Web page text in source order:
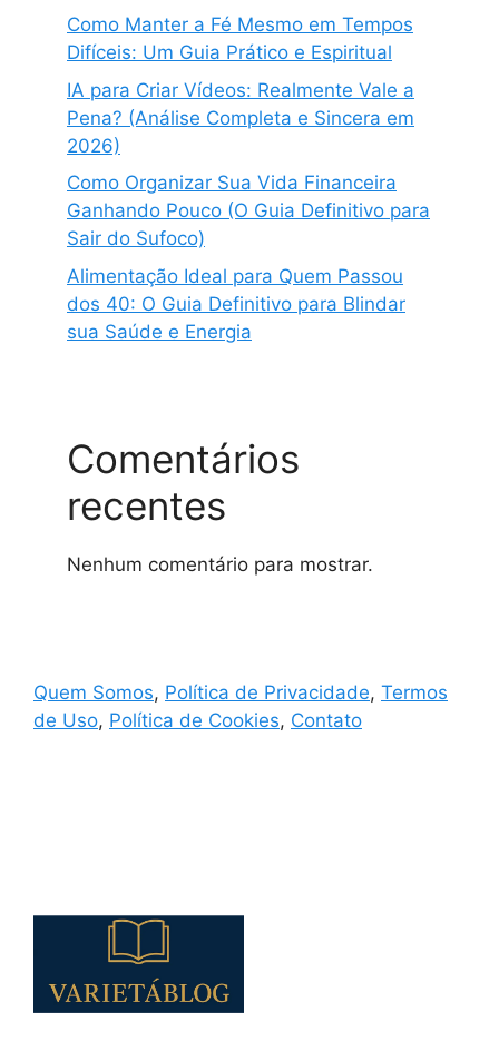
Como Manter a Fé Mesmo em Tempos
Difíceis: Um Guia Prático e Espiritual
IA para Criar Vídeos: Realmente Vale a
Pena? (Análise Completa e Sincera em
2026)
Como Organizar Sua Vida Financeira
Ganhando Pouco (O Guia Definitivo para
Sair do Sufoco)
Alimentação Ideal para Quem Passou
dos 40: O Guia Definitivo para Blindar
sua Saúde e Energia
Comentários
recentes
Nenhum comentário para mostrar.
Quem Somos, Política de Privacidade, Termos
de Uso, Política de Cookies, Contato